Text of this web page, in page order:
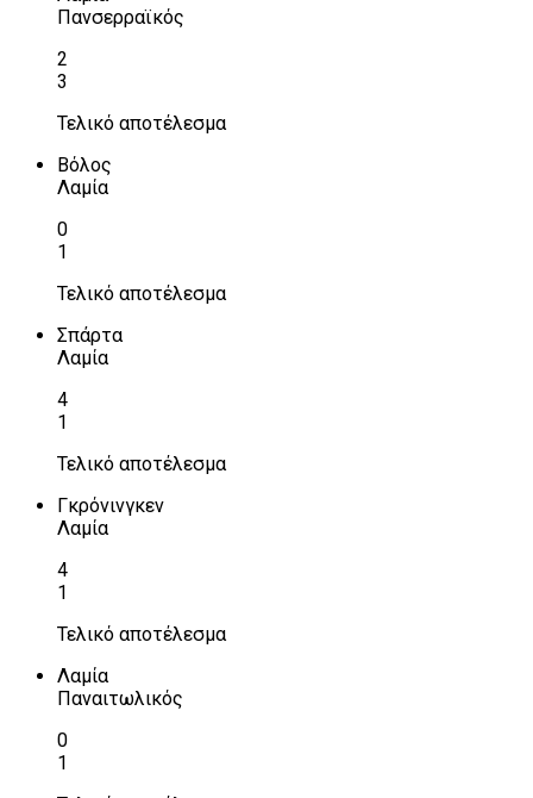
Πανσερραϊκός
2
3
Τελικό αποτέλεσμα
Βόλος
Λαμία
0
1
Τελικό αποτέλεσμα
Σπάρτα
Λαμία
4
1
Τελικό αποτέλεσμα
Γκρόνινγκεν
Λαμία
4
1
Τελικό αποτέλεσμα
Λαμία
Παναιτωλικός
0
1